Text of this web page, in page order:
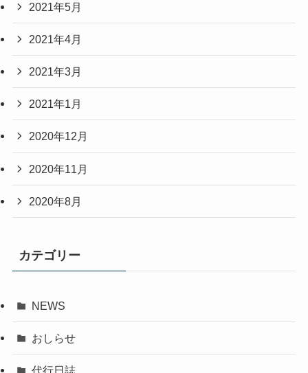
2021年5月
2021年4月
2021年3月
2021年1月
2020年12月
2020年11月
2020年8月
カテゴリー
NEWS
おしらせ